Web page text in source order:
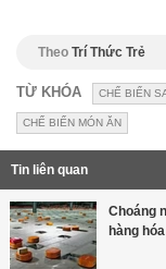
Theo Trí Thức Trẻ
TỪ KHÓA CHẾ BIẾN
CHẾ BIẾN MÓN ĂN
Tin liên quan
Choáng
hàng